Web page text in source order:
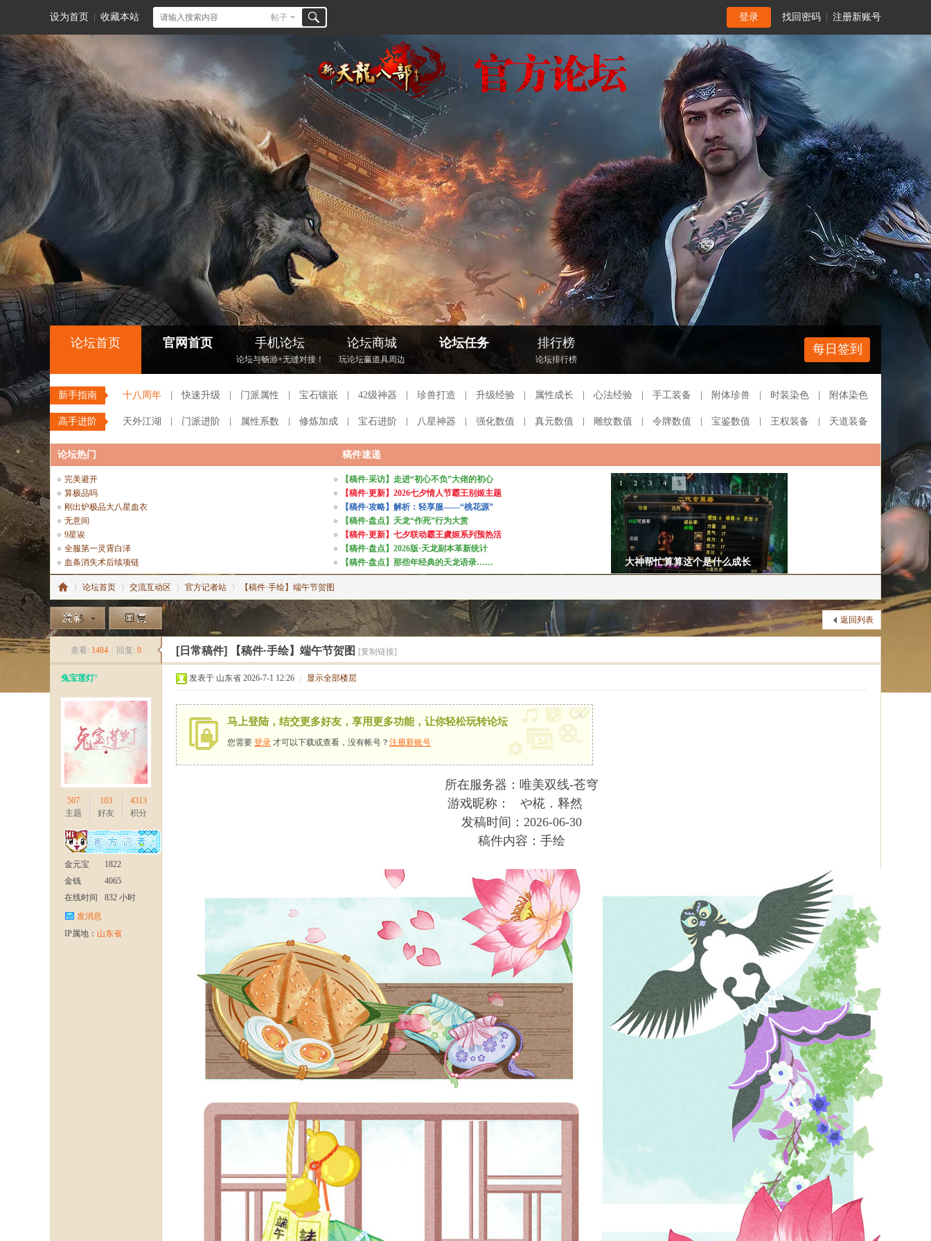
设为首页 收藏本站 帖子 登录 找回密码 注册新账号
论坛首页 官网首页 手机论坛
论坛与畅游+无缝对接！
论坛商城
玩论坛赢道具周边
论坛任务 每日签到
排行榜
论坛排行榜
新手指南 十八周年 快速升级 门派属性 宝石镶嵌 42级神器 珍兽打造 升级经验 属性成长 心法经验 手工装备 附体珍兽 时装染色 附体染色
高手进阶 天外江湖 门派进阶 属性系数 修炼加成 宝石进阶 八星神器 强化数值 真元数值 雕纹数值 令牌数值 宝鉴数值 王权装备 天道装备
论坛热门 稿件速递
完美避开
算极品吗
刚出炉极品大八星血衣
无意间
9星诶
全服第一灵霄白泽
血条消失术后续项链
【稿件·采访】走进“初心不负”大佬的初心
【稿件·更新】2026七夕情人节霸王别姬主题
【稿件·攻略】解析：轻享服——“桃花源”
【稿件·盘点】天龙“作死”行为大赏
【稿件·更新】七夕联动霸王虞姬系列预热活
【稿件·盘点】2026版·天龙副本革新统计
【稿件·盘点】那些年经典的天龙语录……
我遇到的两种可爱机制
1 2 3 4 5
新
天
»
论坛首页
›
交流互动区 官方记者站
›
【稿件·手绘】端午节贺图
返回列表
查看: 1484 回复: 0 [日常稿件] 【稿件·手绘】端午节贺图 [复制链接]
兔宝莲灯°
507
主题
103
好友
4313
积分
金元宝
1822
金钱
4065
在线时间
832 小时
发消息
IP属地： 山东省
发表于 山东省 2026-7-1 12:26 显示全部楼层
马上登陆，结交更多好友，享用更多功能，让你轻松玩转论坛
您需要 登录 才可以下载或查看，没有帐号？ 注册新账号
x
所在服务器：唯美双线-苍穹
游戏昵称： や椛．释然ゝ
发稿时间：2026-06-30
稿件内容：手绘